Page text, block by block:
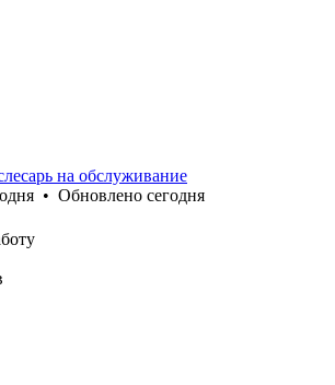
на обслуживание
• Обновлено сегодня